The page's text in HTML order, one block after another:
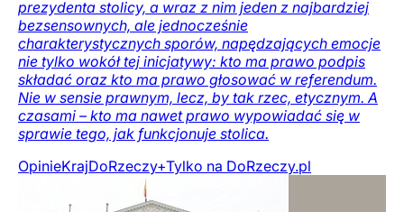
prezydenta stolicy, a wraz z nim jeden z najbardziej
bezsensownych, ale jednocześnie
charakterystycznych sporów, napędzających emocje
nie tylko wokół tej inicjatywy: kto ma prawo podpis
składać oraz kto ma prawo głosować w referendum.
Nie w sensie prawnym, lecz, by tak rzec, etycznym. A
czasami – kto ma nawet prawo wypowiadać się w
sprawie tego, jak funkcjonuje stolica.
OpinieKrajDoRzeczy+Tylko na DoRzeczy.pl